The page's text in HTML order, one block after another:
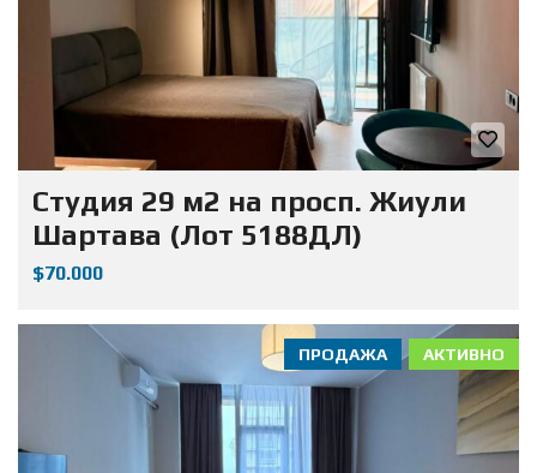
Студия 29 м2 на просп. Жиули
Шартава (Лот 5188ДЛ)
$70.000
АКТИВНО
ПРОДАЖА